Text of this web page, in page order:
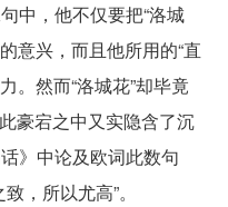
中，他不仅要把“洛城
意兴，而且他所用的“直
。然而“洛城花”却毕竟
此豪宕之中又实隐含了沉
》中论及欧词此数句
，所以尤高”。